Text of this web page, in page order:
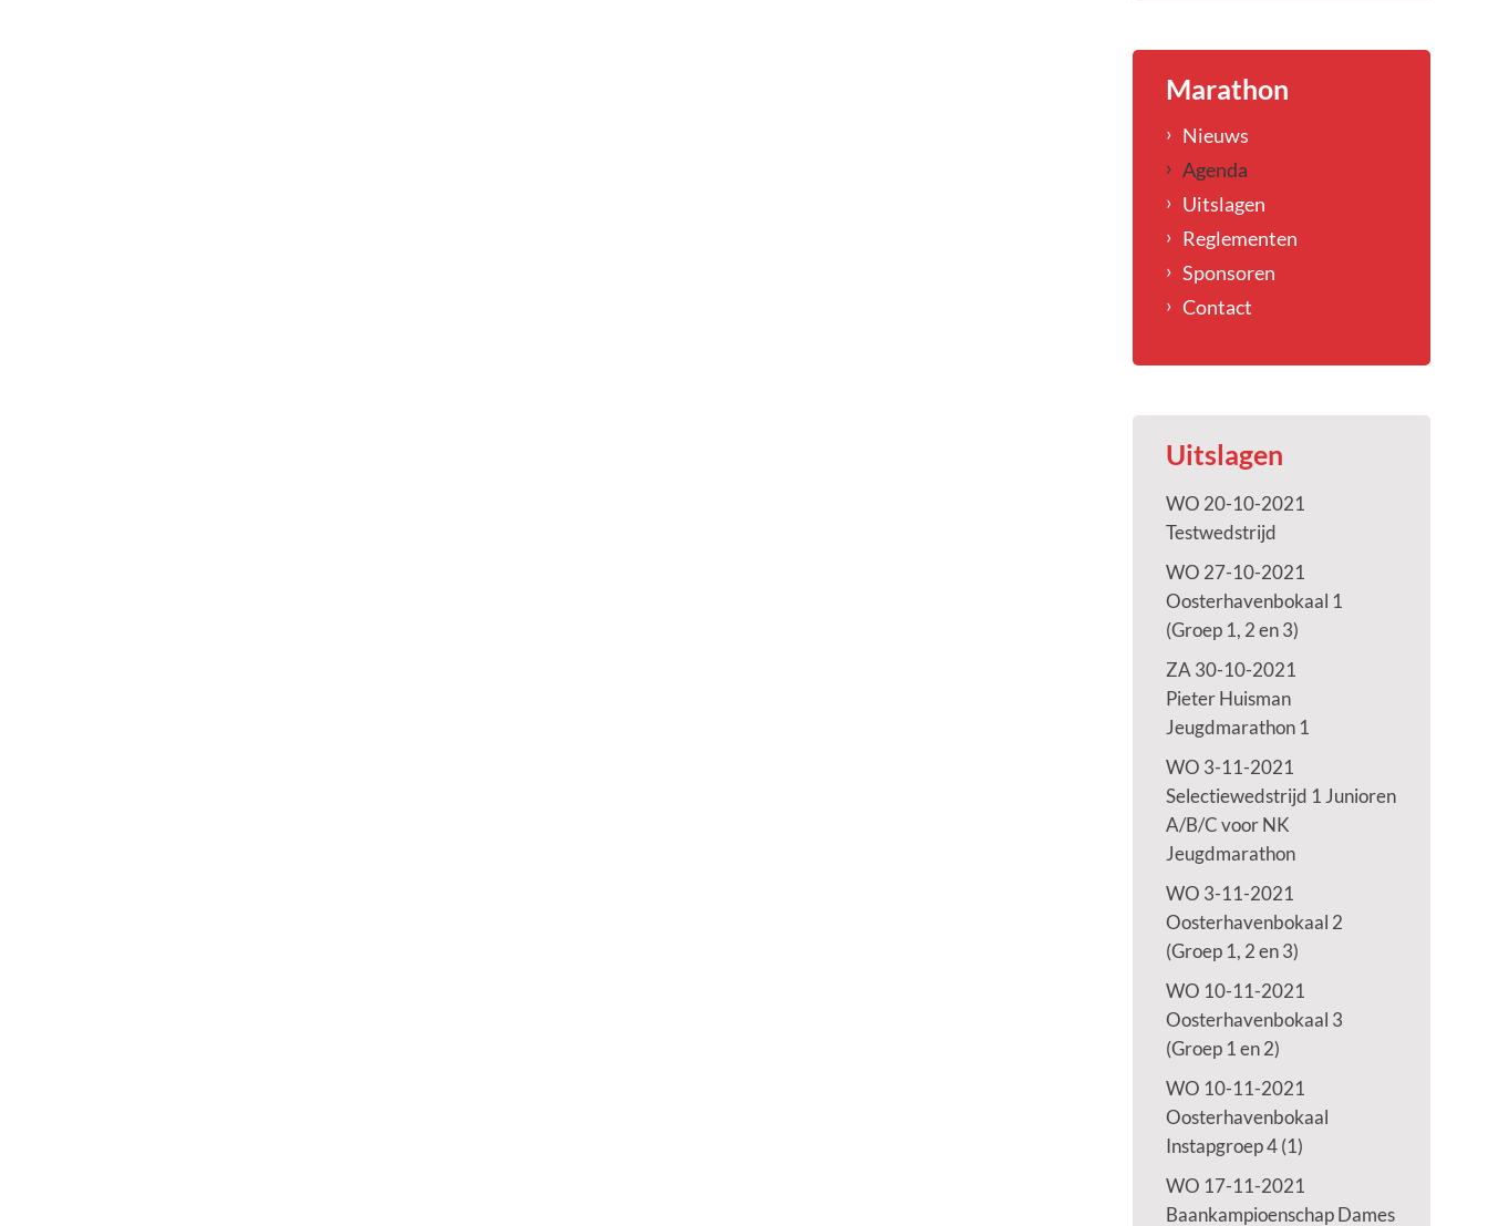
Marathon
Nieuws
Agenda
Uitslagen
Reglementen
Sponsoren
Contact
Uitslagen
WO 20-10-2021
Testwedstrijd
WO 27-10-2021
Oosterhavenbokaal 1
(Groep 1, 2 en 3)
ZA 30-10-2021
Pieter Huisman
Jeugdmarathon 1
WO 3-11-2021
Selectiewedstrijd 1 Junioren
A/B/C voor NK
Jeugdmarathon
WO 3-11-2021
Oosterhavenbokaal 2
(Groep 1, 2 en 3)
WO 10-11-2021
Oosterhavenbokaal 3
(Groep 1 en 2)
WO 10-11-2021
Oosterhavenbokaal
Instapgroep 4 (1)
WO 17-11-2021
Baankampioenschap Dames